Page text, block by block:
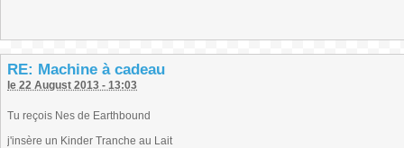
RE: Machine à cadeau
le 22 August 2013 - 13:03
Tu reçois Nes de Earthbound
j'insère un Kinder Tranche au Lait